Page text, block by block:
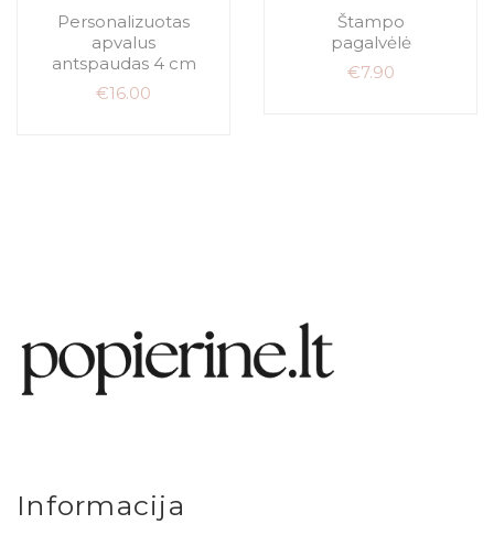
Personalizuotas
apvalus
antspaudas 4 cm
€16.00
Štampo
pagalvėlė
€7.90
Informacija